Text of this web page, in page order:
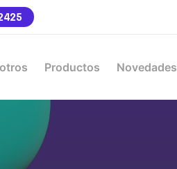
Productos Novedades